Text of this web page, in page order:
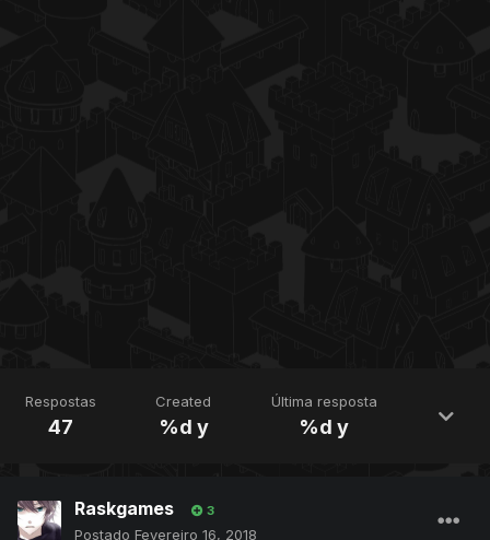
Respostas
47
Created
%d y
Última resposta
%d y
Raskgames 3
Postado Fevereiro 16, 2018